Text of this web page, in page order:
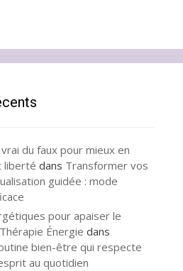
du faux pour mieux en
liberté dans Transformer vos
guidée : mode
pour apaiser le
Énergie dans
bien-être qui respecte
au quotidien